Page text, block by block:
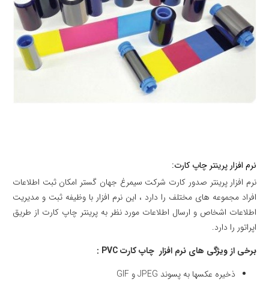
نرم افزار پرینتر چاپ کارت:
نرم افزار پرینتر صدور کارت شرکت سیمرغ جهان گستر امکان ثبت اطلاعات
افراد مجموعه های مختلف را دارد ، این نرم افزار با وظیفه ثبت و مدیریت
اطلاعات اشخاص و ارسال اطلاعات مورد نظر به پرینتر چاپ کارت از طریق
اپراتور را دارد.
برخی از ویژگی های نرم افزار چاپ کارت PVC :
ذخیره عكسها به پسوند JPEG و GIF